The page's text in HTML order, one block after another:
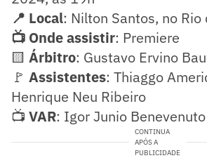
📍 Local: Nilton Santos, no Rio
📺 Onde assistir: Premiere
🟨 Árbitro: Gustavo Ervino
🚩 Assistentes: Thiaggo
Henrique Neu Ribeiro
📺 VAR: Igor Junio
CONTINUA
APÓS A
PUBLICIDADE